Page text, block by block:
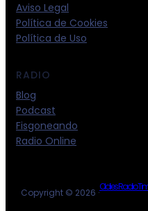
Aviso Legal
Política de Cookies
Política de Uso
RADIO
Blog
Podcast
Fisgoneando
Radio Online
Copyright © 2026 ·Oldies Radio